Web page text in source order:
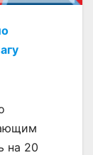
на 20